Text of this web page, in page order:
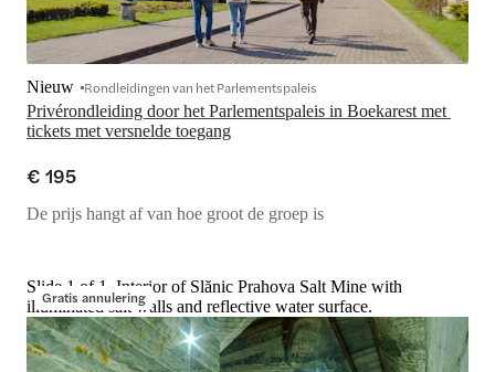
Privérondleiding door het Parlementspaleis in Boekarest met
tickets met versnelde toegang
Nieuw Rondleidingen van het Parlementspaleis
€ 195
De prijs hangt af van hoe groot de groep is
Gratis annulering
Slide 1 of 1, Interior of Slănic Prahova Salt Mine with
illuminated salt walls and reflective water surface.